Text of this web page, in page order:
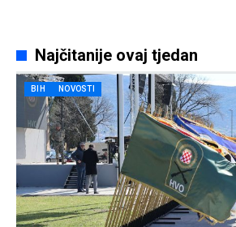
Najčitanije ovaj tjedan
BIH NOVOSTI